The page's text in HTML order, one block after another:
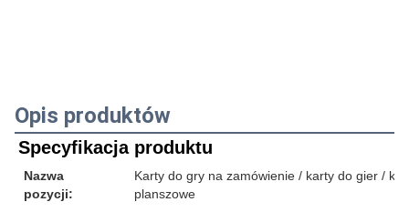
Opis produktów
Specyfikacja produktu
Nazwa
pozycji:
Karty do gry na zamówienie / karty do gier /
planszowe